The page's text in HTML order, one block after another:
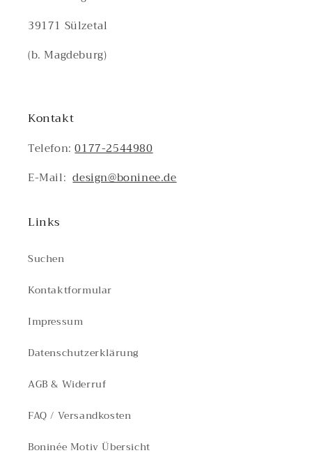
39171 Sülzetal
(b. Magdeburg)
Kontakt
Telefon:0177-2544980
E-Mail:design@boninee.de
Links
Suchen
Kontaktformular
Impressum
Datenschutzerklärung
AGB & Widerruf
FAQ / Versandkosten
Boninée Motiv Übersicht